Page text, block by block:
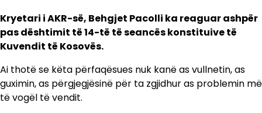
Kryetari i AKR-së, Behgjet Pacolli ka reaguar ashpër
pas dështimit të 14-të të seancës konstituive të
Kuvendit të Kosovës.
Ai thotë se këta përfaqësues nuk kanë as vullnetin, as
guximin, as përgjegjësinë për ta zgjidhur as problemin më
të vogël të vendit.